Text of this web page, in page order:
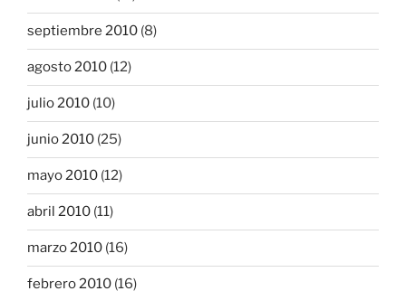
septiembre 2010 (8)
agosto 2010 (12)
julio 2010 (10)
junio 2010 (25)
mayo 2010 (12)
abril 2010 (11)
marzo 2010 (16)
febrero 2010 (16)